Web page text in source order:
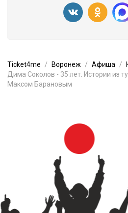
Ticket4me Воронеж Афиша
Дима Соколов - 35 лет. Истории из
Максом Барановым